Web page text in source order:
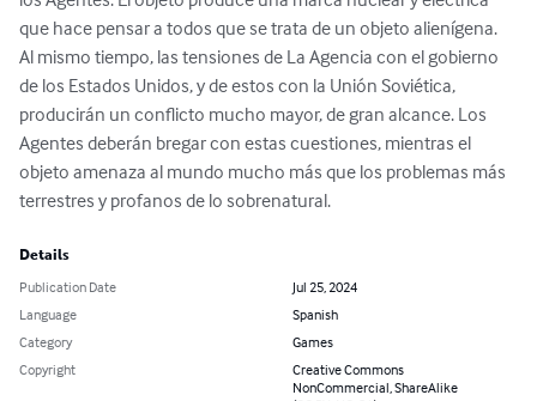
que hace pensar a todos que se trata de un objeto alienígena.
Al mismo tiempo, las tensiones de La Agencia con el gobierno
de los Estados Unidos, y de estos con la Unión Soviética,
producirán un conflicto mucho mayor, de gran alcance. Los
Agentes deberán bregar con estas cuestiones, mientras el
objeto amenaza al mundo mucho más que los problemas más
terrestres y profanos de lo sobrenatural.
Details
Publication Date
Jul 25, 2024
Language
Spanish
Category
Games
Copyright
Creative Commons
NonCommercial, ShareAlike